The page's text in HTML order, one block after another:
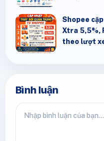
Shopee
Xtra 5,5%,
theo lượt
Bình luận